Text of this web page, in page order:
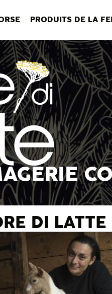
PRODUITS DE LA
DI LATTE